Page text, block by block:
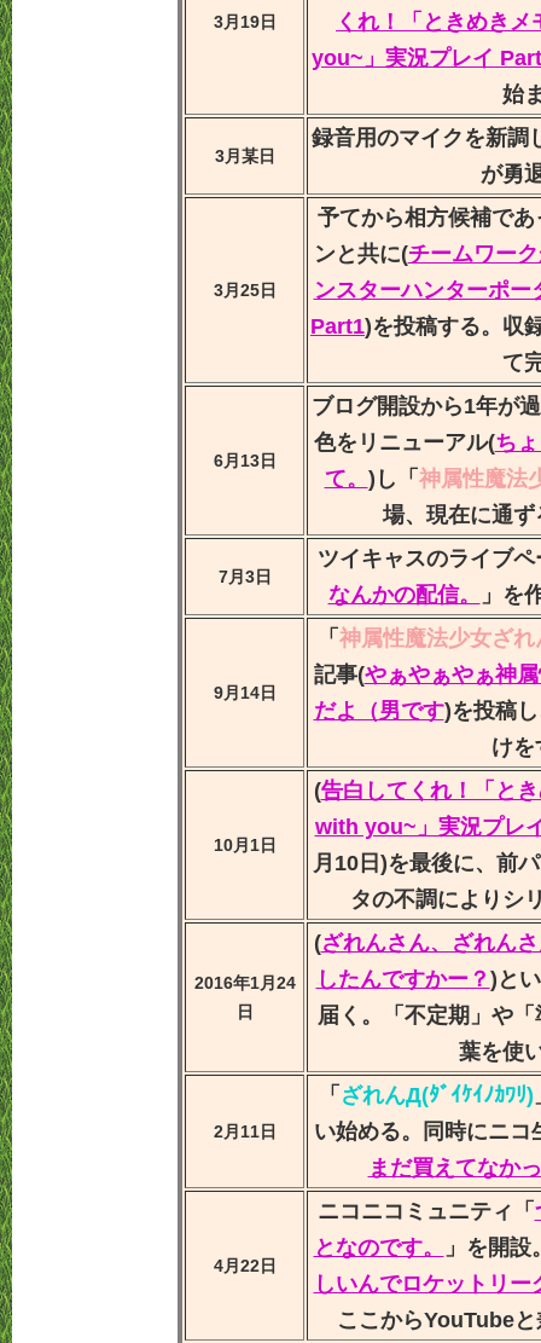
3月19日
くれ！「ときめき
you~」実況プレイ
始
3月某日
録音用のマイクを新調
が勇
3月25日
予てから相方候補で
ンと共に(チームワー
ンスターハンターポ
Part1)を投稿する。収
て
6月13日
ブログ開設から1年が
色をリニューアル(ち
て。 )し「 神属性魔法
場、現在に通
7月3日
ツイキャスのライブペ
なんかの配信。
」を
9月14日
「 神属性魔法少女ざれ
記事(やぁやぁやぁ神
だよ（男です)を投稿
けを
10月1日
(告白してくれ！「と
with you~」実況プレ
月10日)を最後に、前
タの不調によりシ
2016年1月24
日
(ざれんさん、ざれん
したんですかー？)と
届く。「不定期」や
葉を使
2月11日
「 ざれんД(ﾀﾞｲｹｲﾉｶﾜﾘ)
い始める。同時にニコ
まだ買えてなか
4月22日
ニコニコミュニティ「
となのです。
」を開設
しいんでロケットリー
ここからYouTube